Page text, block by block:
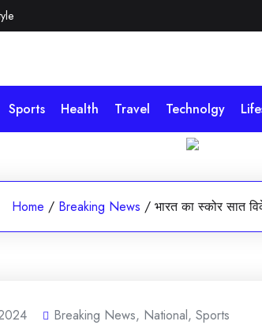
Sports Health Travel Technolgy
Home / Breaking News / भारत का स्कोर सात
Breaking News, National, Sports